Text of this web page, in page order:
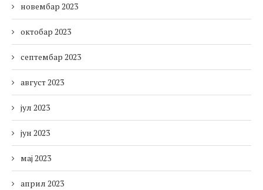
новембар 2023
октобар 2023
септембар 2023
август 2023
јул 2023
јун 2023
мај 2023
април 2023